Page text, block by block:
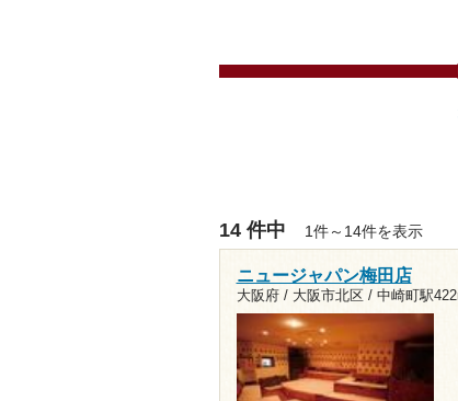
14 件中 1件～14件を表示
ニュージャパン梅田店
大阪府 / 大阪市北区 / 中崎町駅